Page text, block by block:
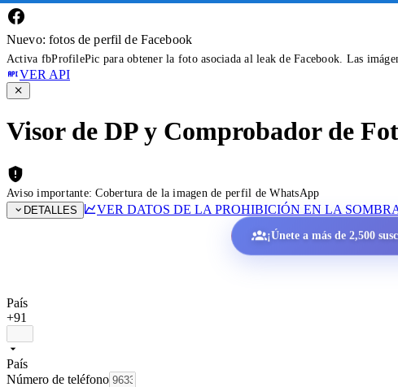
Nuevo: fotos de perfil de Facebook
Activa fbProfilePic para obtener la foto asociada al leak de Facebook. Las
VER API
Visor de DP y Comprobador de
Aviso importante: Cobertura de la imagen de perfil de WhatsApp
DETALLES
VER DATOS DE LA PROHIBICIÓN EN LA
¡Únete a más de 2,500
País
+91
País
Número de teléfono